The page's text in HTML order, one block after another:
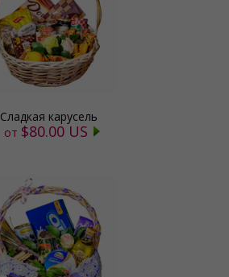
Сладкая карусель
от $80.00 US